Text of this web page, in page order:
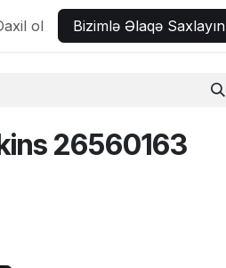
ol Bizimlə Əlaqə Saxlayın
26560163